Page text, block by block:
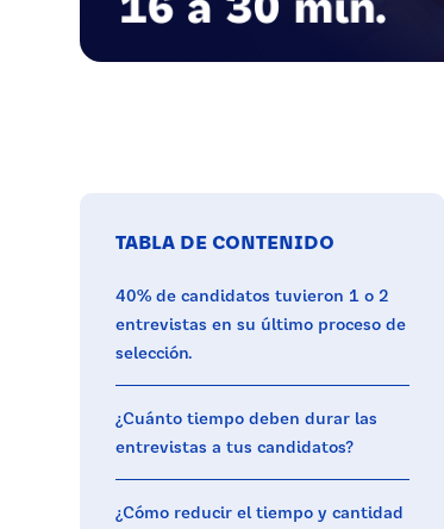
TABLA DE CONTENIDO
40% de candidatos tuvieron 1 o 2
entrevistas en su último proceso de
selección.
¿Cuánto tiempo deben durar las
entrevistas a tus candidatos?
¿Cómo reducir el tiempo y cantidad